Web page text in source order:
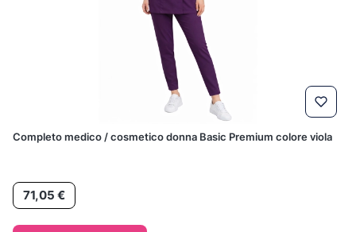
Completo medico / cosmetico donna Basic Premium colore viola
Prezzo
71,05 €